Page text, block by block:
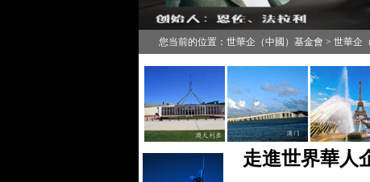
您当前的位置：世華企（中國）基金會 > 世華企
走進世界華人